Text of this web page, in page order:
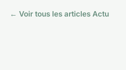
← Voir tous les articles Actu